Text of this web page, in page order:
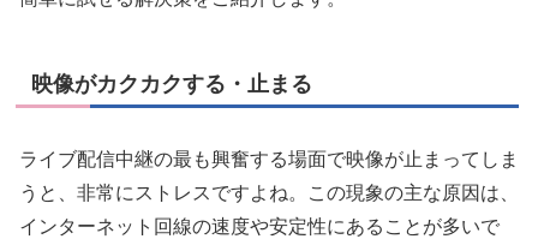
映像がカクカクする・止まる
ライブ配信中継の最も興奮する場面で映像が止まってしま
うと、非常にストレスですよね。この現象の主な原因は、
インターネット回線の速度や安定性にあることが多いで